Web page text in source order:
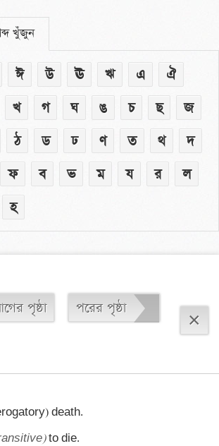
খুঁজুন
ঈ উ ঊ ঋ এ
ঐ
খ গ ঘ ঙ চ ছ
জ
ঠ ড ঢ ণ ত থ
দ
ফ ব ভ ম য র
ল
হ
পৃষ্ঠা
পরের পৃষ্ঠা
×